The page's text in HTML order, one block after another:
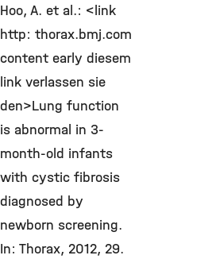
Hoo, A. et al.: <link
http: thorax.bmj.com
content early diesem
link verlassen sie
den>Lung function
is abnormal in 3-
month-old infants
with cystic fibrosis
diagnosed by
newborn screening.
In: Thorax, 2012, 29.